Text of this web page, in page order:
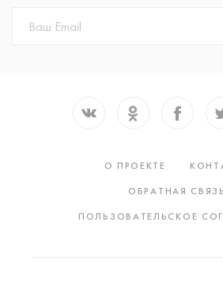
О ПРОЕКТЕ
ОБРАТНАЯ СВЯЗЬ
ПОЛЬЗОВАТЕЛЬСКОЕ